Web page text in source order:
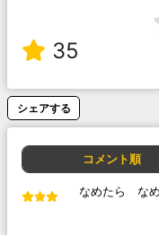
35
シェアする
コメント順
なめたら な